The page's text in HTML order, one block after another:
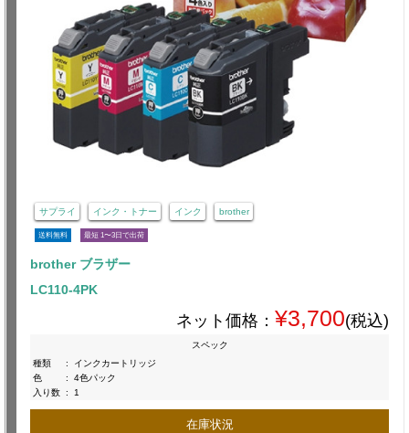
サプライ インク・トナー インク brother
送料無料 最短 1〜3日で出荷
brother ブラザー
LC110-4PK
ネット価格： ¥3,700(税込)
スペック
種類
:
インクカートリッジ
色
:
4色パック
入り数 : 1
在庫状況